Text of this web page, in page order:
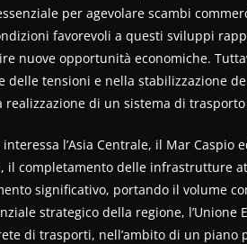
per agevolare scambi
favorevoli a questi sviluppi
nuove opportunità economiche.
delle tensioni e nella stabilizzazione
di un sistema di
l’Asia Centrale, il Mar Caspio
il completamento delle infrastrutture
significativo, portando il volume
strategico della regione,
di trasporti, nell’ambito di un piano